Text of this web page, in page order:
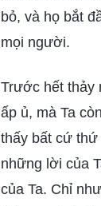
bỏ, và họ bắt
mọi người.
Trước hết thảy
ấp ủ, mà Ta
thấy bất cứ
những lời của
của Ta. Chỉ